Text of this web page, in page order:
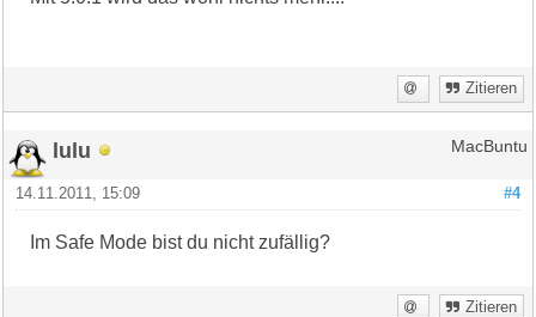
Zitieren
lulu MacBuntu
#4
14.11.2011, 15:09
Im Safe Mode bist du nicht zufällig?
Zitieren